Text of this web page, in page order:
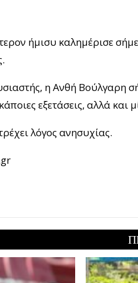
ήμισυ καλημέρισε
η Ανθή Βούλγαρη
εξετάσεις, αλλά και
λόγος ανησυχίας.